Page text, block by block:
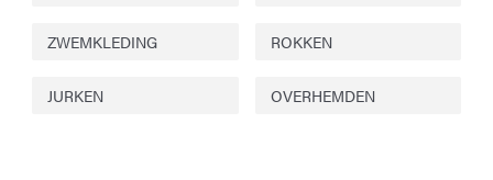
ZWEMKLEDING ROKKEN
JURKEN OVERHEMDEN